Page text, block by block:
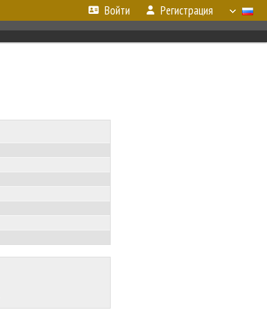
Войти Регистрация